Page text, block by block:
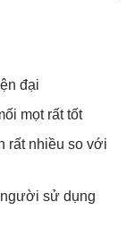
đại
mọt rất tốt
rất nhiều so với
sử dụng